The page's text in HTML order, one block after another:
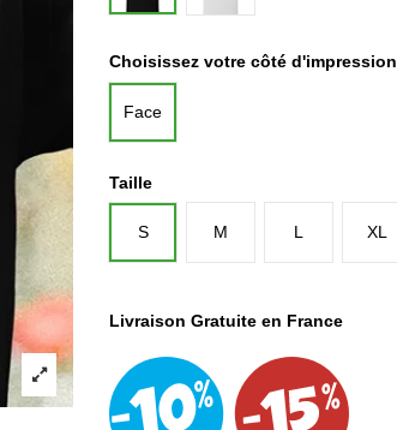
Choisissez votre côté d'impression
Face
Taille
S M L XL
Livraison Gratuite en France